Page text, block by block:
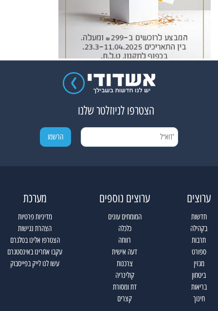
הצטרפו לניוזלטר שלנו
ערוצים
חדשות
בקהילה
תרבות
ספורט
מגזין
ביטחון
בריאות
חינוך
ערוצים נוספים
המומחים עונים
כלכלה
רווחה
דעה אישית
צרכנות
קולינריה
דת ומסורת
קצרים
מערכת
מדיניות פרטיות
הצהרת נגישות
הצטרפו אלינו בטלגרם
עקבו אחרינו באינסטגרם
עשו לנו לייק בפייסבוק